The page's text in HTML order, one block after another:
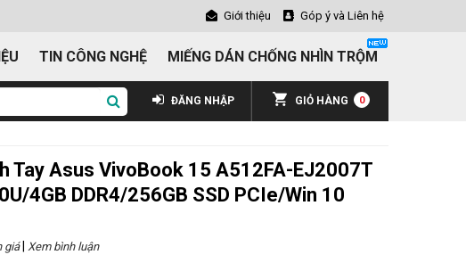
Giới thiệu Góp ý và Liên hệ
TIN CÔNG NGHỆ MIẾNG DÁN CHỐNG NHÌN TRỘM
GIỎ HÀNG 0
ĐĂNG NHẬP
Tay Asus VivoBook 15 A512FA-EJ2007T
4GB DDR4/256GB SSD PCIe/Win 10
giá| Xem bình luận